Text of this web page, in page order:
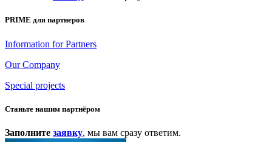
PRIME для партнеров
Information for Partners
Our Company
Special projects
Станьте нашим партнёром
Заполните заявку, мы вам сразу ответим.